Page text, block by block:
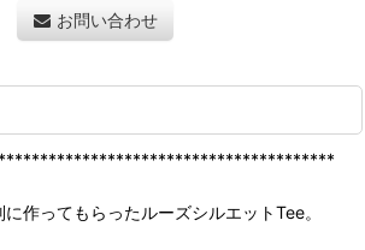
お問い合わせ
に作ってもらったルーズシルエットTee。